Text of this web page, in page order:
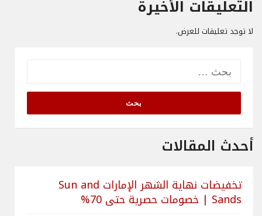
التعليقات الأخيرة
لا توجد تعليقات للعرض.
البحث
عن:
أحدث المقالات
تخفيضات نهاية الشهر الإمارات Sun and
Sands | خصومات حصرية حتى 70%